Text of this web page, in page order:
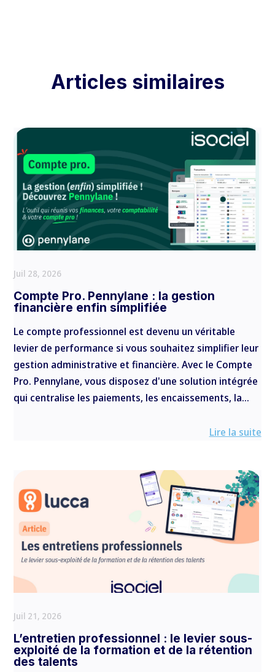
Articles similaires
Compte Pro. Pennylane : la gestion
financière enfin simplifiée
Juil 28, 2026
Le compte professionnel est devenu un véritable
levier de performance si vous souhaitez simplifier leur
gestion administrative et financière. Avec le Compte
Pro. Pennylane, vous disposez d'une solution intégrée
qui centralise les paiements, les encaissements, la...
Lire la suite
L’entretien professionnel : le levier sous-
exploité de la formation et de la rétention
des talents
Juil 21, 2026